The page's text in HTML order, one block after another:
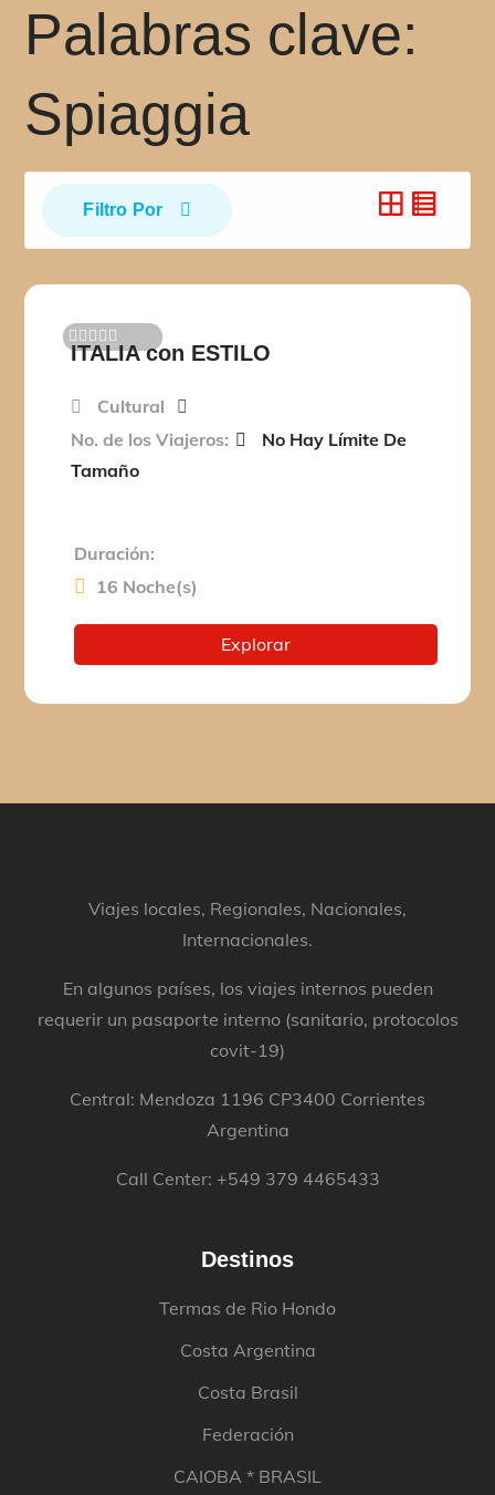
Palabras clave:
Spiaggia
Filtro Por
05
ITALIA con ESTILO
Cultural
No. de los Viajeros:
No Hay Límite De
Tamaño
Duración:
16 Noche(s)
Explorar
Viajes locales, Regionales, Nacionales,
Internacionales.
En algunos países, los viajes internos pueden
requerir un pasaporte interno (sanitario, protocolos
covit-19)
Central: Mendoza 1196 CP3400 Corrientes
Argentina
Call Center: +549 379 4465433
Destinos
Termas de Rio Hondo
Costa Argentina
Costa Brasil
Federación
CAIOBA * BRASIL